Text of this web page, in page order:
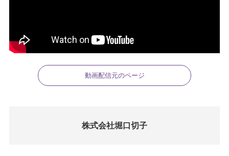
動画配信元のページ
株式会社堀口切子